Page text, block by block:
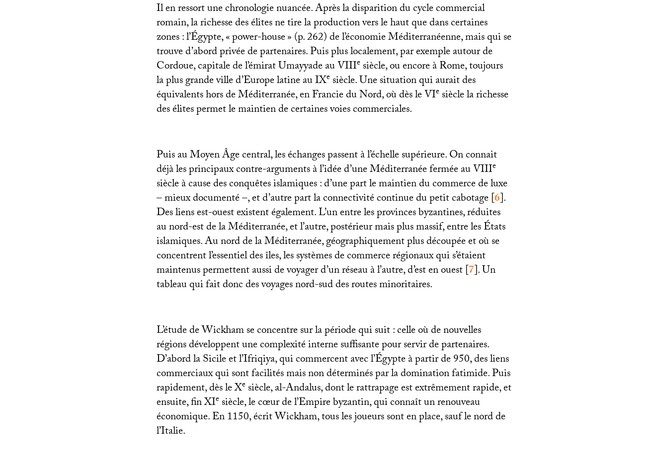
Il en ressort une chronologie nuancée. Après la disparition du cycle commercial
romain, la richesse des élites ne tire la production vers le haut que dans certaines
zones : l’Égypte, «power-house» (p. 262) de l’économie Méditerranéenne, mais qui se
trouve d’abord privée de partenaires. Puis plus localement, par exemple autour de
Cordoue, capitale de l’émirat Umayyade auVIIIe siècle, ou encore à Rome, toujours
la plus grande ville d’Europe latine auIXe siècle. Une situation qui aurait des
équivalents hors de Méditerranée, en Francie du Nord, où dès leVIe siècle la richesse
des élites permet le maintien de certaines voies commerciales.
Puis au Moyen Âge central, les échanges passent à l’échelle supérieure. On connait
déjà les principaux contre-arguments à l’idée d’une Méditerranée fermée auVIIIe
siècle à cause des conquêtes islamiques : d’une part le maintien du commerce de luxe
– mieux documenté –, et d’autre part la connectivité continue du petit cabotage[6].
Des liens est-ouest existent également. L’un entre les provinces byzantines, réduites
au nord-est de la Méditerranée, et l’autre, postérieur mais plus massif, entre les États
islamiques. Au nord de la Méditerranée, géographiquement plus découpée et où se
concentrent l’essentiel des îles, les systèmes de commerce régionaux qui s’étaient
maintenus permettent aussi de voyager d’un réseau à l’autre, d’est en ouest[7]. Un
tableau qui fait donc des voyages nord-sud des routes minoritaires.
L’étude de Wickham se concentre sur la période qui suit : celle où de nouvelles
régions développent une complexité interne suffisante pour servir de partenaires.
D’abord la Sicile et l’Ifriqiya, qui commercent avec l’Égypte à partir de 950, des liens
commerciaux qui sont facilités mais non déterminés par la domination fatimide. Puis
rapidement, dès le Xe siècle, al-Andalus, dont le rattrapage est extrêmement rapide, et
ensuite, finXIe siècle, le cœur de l’Empire byzantin, qui connaît un renouveau
économique. En 1150, écrit Wickham, tous les joueurs sont en place, sauf le nord de
l’Italie.